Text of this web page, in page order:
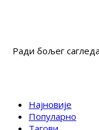
Ради бољег
Најновије
Популарно